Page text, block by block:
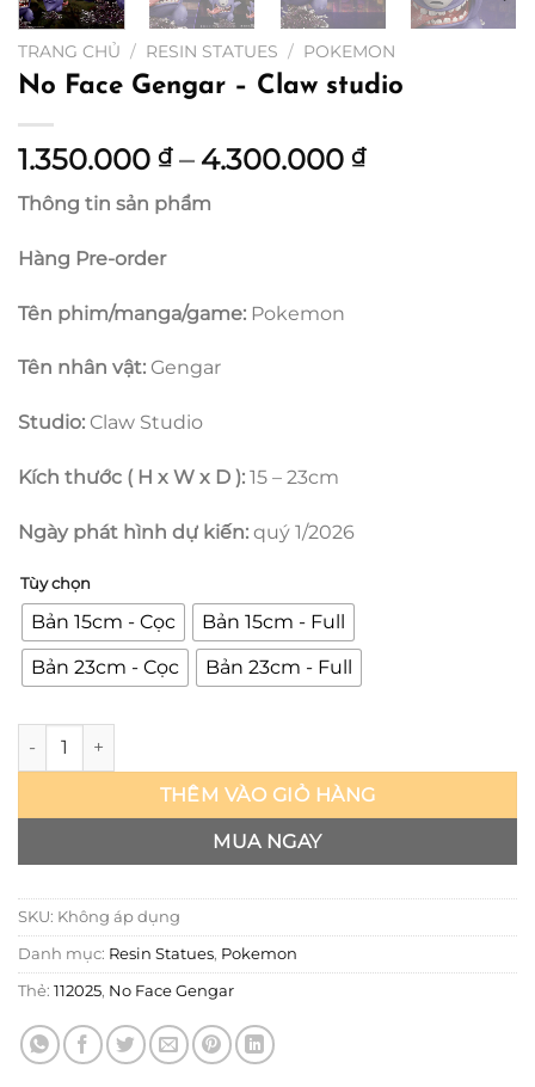
TRANG CHỦ / RESIN STATUES / POKEMON
No Face Gengar – Claw studio
1.350.000 ₫ – 4.300.000 ₫Khoảng
Thông tin sản phẩm
Hàng Pre-order
Tên phim/manga/game: Pokemon
Tên nhân vật: Gengar
Studio: Claw Studio
Kích thước ( H x W x D ): 15 – 23cm
Ngày phát hình dự kiến: quý 1/2026
Tùy chọn
Bản 15cm - Cọc
Bản 15cm - Full
Bản 23cm - Cọc
Bản 23cm - Full
No Face Gengar - Claw studio số lượng
THÊM VÀO GIỎ HÀNG
MUA NGAY
SKU: Không áp dụng
Danh mục: Resin Statues, Pokemon
Thẻ: 112025, No Face Gengar